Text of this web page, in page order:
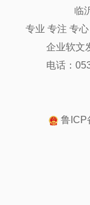
临
专业 专注 专
企业软文
电话：
鲁ICP